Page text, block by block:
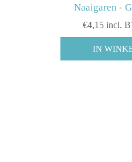
Naaigaren -
€4,15 incl.